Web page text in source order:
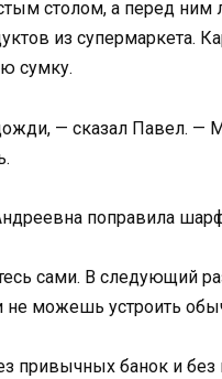
столом, а перед ним
из супермаркета.
сумку.
— сказал Павел. —
поправила
сами. В следующий
не можешь устроить
привычных банок и без